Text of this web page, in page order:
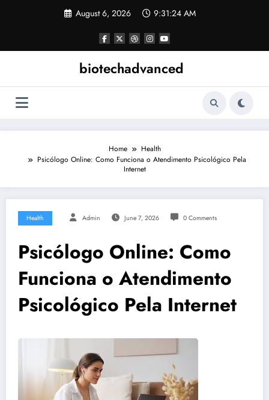
August 6, 2026 9:31:25 AM
biotechadvanced
Home
Health
Psicólogo Online: Como Funciona o Atendimento Psicológico Pela
Internet
Health Admin June 7, 2026 0 Comments
Psicólogo Online: Como
Funciona o Atendimento
Psicológico Pela Internet